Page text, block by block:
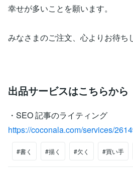
幸せが多いことを願います。
みなさまのご注文、心よりお待ち
出品サービスはこちらから
・SEO 記事のライティング
https://coconala.com/services/
#書く #描く #欠く #買い手